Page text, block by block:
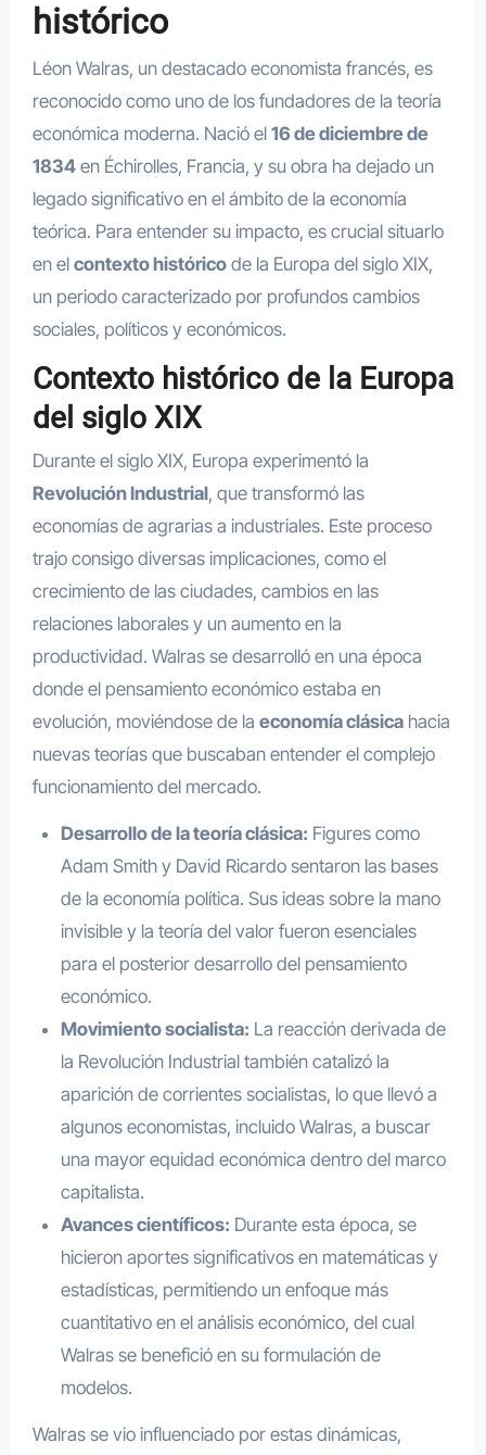
histórico
Léon Walras, un destacado economista francés, es
reconocido como uno de los fundadores de la teoría
económica moderna. Nació el 16 de diciembre de
1834en Échirolles, Francia, y su obra ha dejado un
legado significativo en el ámbito de la economía
teórica. Para entender su impacto, es crucial situarlo
en el contexto históricode la Europa del siglo XIX,
un periodo caracterizado por profundos cambios
sociales, políticos y económicos.
Contexto histórico de la Europa
del siglo XIX
Durante el siglo XIX, Europa experimentó la
Revolución Industrial, que transformó las
economías de agrarias a industriales. Este proceso
trajo consigo diversas implicaciones, como el
crecimiento de las ciudades, cambios en las
relaciones laborales y un aumento en la
productividad. Walras se desarrolló en una época
donde el pensamiento económico estaba en
evolución, moviéndose de la economía clásicahacia
nuevas teorías que buscaban entender el complejo
funcionamiento del mercado.
Desarrollo de la teoría clásica: Figures como
Adam Smith y David Ricardo sentaron las bases
de la economía política. Sus ideas sobre la mano
invisible y la teoría del valor fueron esenciales
para el posterior desarrollo del pensamiento
económico.
Movimiento socialista: La reacción derivada de
la Revolución Industrial también catalizó la
aparición de corrientes socialistas, lo que llevó a
algunos economistas, incluido Walras, a buscar
una mayor equidad económica dentro del marco
capitalista.
Avances científicos: Durante esta época, se
hicieron aportes significativos en matemáticas y
estadísticas, permitiendo un enfoque más
cuantitativo en el análisis económico, del cual
Walras se benefició en su formulación de
modelos.
Walras se vio influenciado por estas dinámicas,